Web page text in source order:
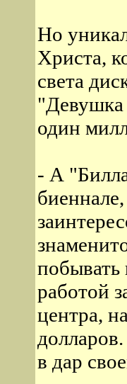
Но
Христа,
света
"Девушка
один
- А
побывать
работой
центра,
в дар